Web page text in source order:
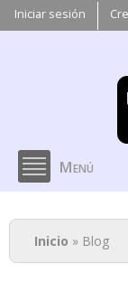
Iniciar sesión
Menú
Se
Inicio » Blog